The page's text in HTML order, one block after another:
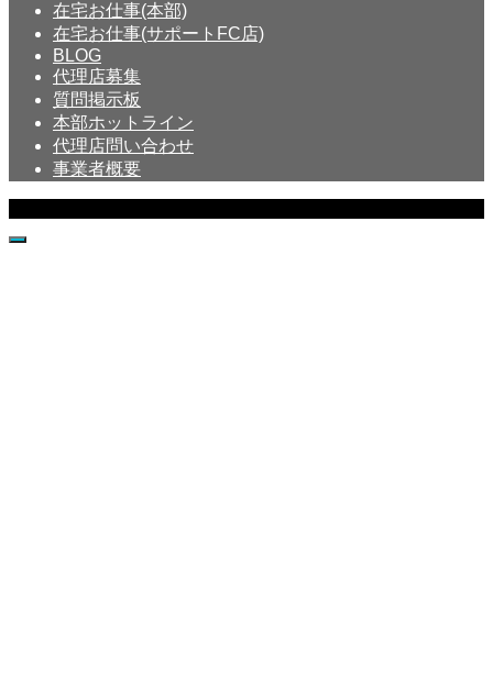
在宅お仕事(本部)
在宅お仕事(サポートFC店)
BLOG
代理店募集
質問掲示板
本部ホットライン
代理店問い合わせ
事業者概要